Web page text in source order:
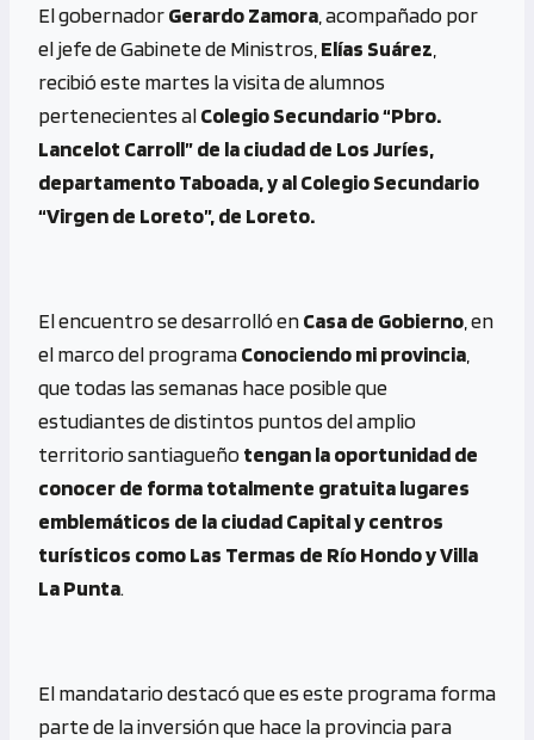
b
o
o
k
se
n
g
er
py
Li
n
k
gr
a
m
at
s
A
p
p
El gobernadorGerardo Zamora , acompañado por
el jefe de Gabinete de Ministros, Elías Suárez
recibió este martes la visita de alumnos
pertenecientes alColegio Secundario“Pbro.
Lancelot Carroll” de la ciudad de Los Juríes,
departamento Taboada, y al Colegio Secundario
“Virgen de Loreto”, de Loreto.
El encuentro se desarrolló enCasa de Gobierno , en
el marco del programaConociendo mi provincia
que todas las semanas hace posible que
estudiantes de distintos puntos del amplio
territorio santiagueñotengan la oportunidad de
conocer de forma totalmente gratuita lugares
emblemáticos de la ciudad Capital y centros
turísticos como Las Termas de Río Hondo y Villa
La Punta.
El mandatario destacó que es este programa forma
parte de la inversión que hace la provincia para